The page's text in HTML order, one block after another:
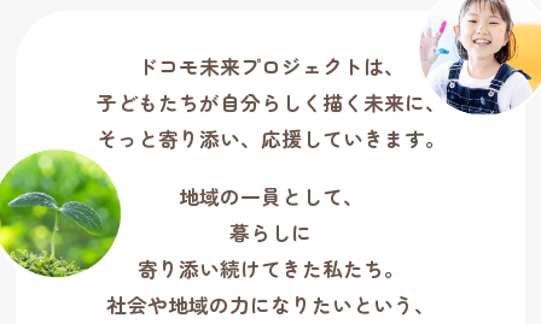
ドコモ未来プロジェクトは、
子どもたちが自分らしく描く未来に、
そっと寄り添い、応援していきます。
地域の一員として、
暮らしに
寄り添い続けてきた私たち。
社会や地域の力になりたいという、